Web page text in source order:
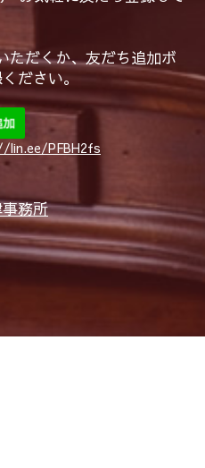
ただくか、友だち追加ボ
ださい。
lin.ee/PFBH2fs
務所